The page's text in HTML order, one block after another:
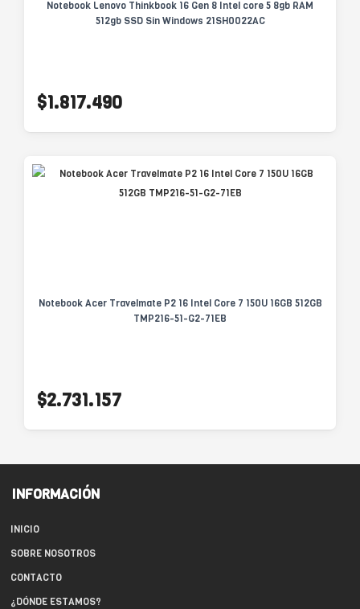
Notebook Lenovo Thinkbook 16 Gen 8 Intel core 5 8gb RAM
512gb SSD Sin Windows 21SH0022AC
$1.817.490
Notebook Acer Travelmate P2 16 Intel Core 7 150U 16GB 512GB
TMP216-51-G2-71EB
$2.731.157
INFORMACIÓN
INICIO
SOBRE NOSOTROS
CONTACTO
¿DÓNDE ESTAMOS?